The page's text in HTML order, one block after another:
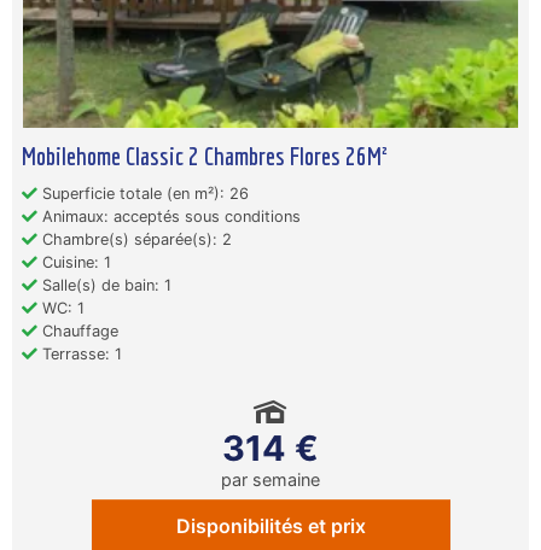
Mobilehome Classic 2 Chambres Flores 26M²
Superficie totale (en m²): 26
Animaux: acceptés sous conditions
Chambre(s) séparée(s): 2
Cuisine: 1
Salle(s) de bain: 1
WC: 1
Chauffage
Terrasse: 1
314 €
par semaine
Disponibilités et prix